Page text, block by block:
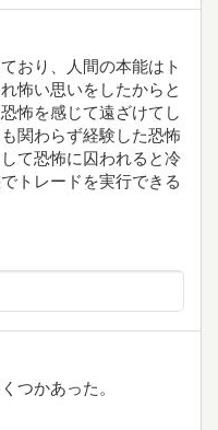
おり、人間の本能はト
怖い思いをしたからと
怖を感じて遠ざけてし
関わらず経験した恐怖
て恐怖に囚われると冷
トレードを実行できる
つかあった。